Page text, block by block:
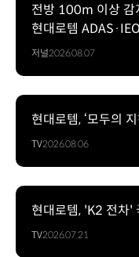
전방 100m 이상 감
현대로템
저널2026.08.07
현대로템, ‘모두의
TV2026.08.06
현대로템, 'K2 전차'
TV2026.07.21